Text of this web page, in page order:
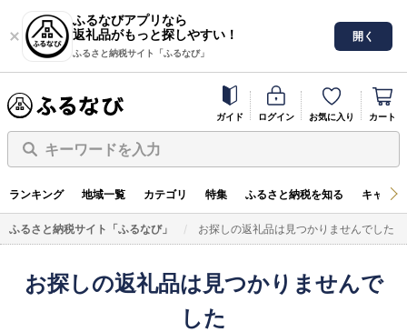
ふるなびアプリなら
返礼品がもっと探しやすい！
ふるさと納税サイト「ふるなび」
開く
ガイド ログイン お気に入り カート
キーワードを入力
ランキング 地域一覧 カテゴリ 特集 ふるさと納税を知る キャン
ふるさと納税サイト「ふるなび」 お探しの返礼品は見つかりませんでした
お探しの返礼品は見つかりませんで
した